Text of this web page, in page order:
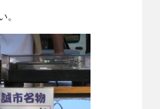
。